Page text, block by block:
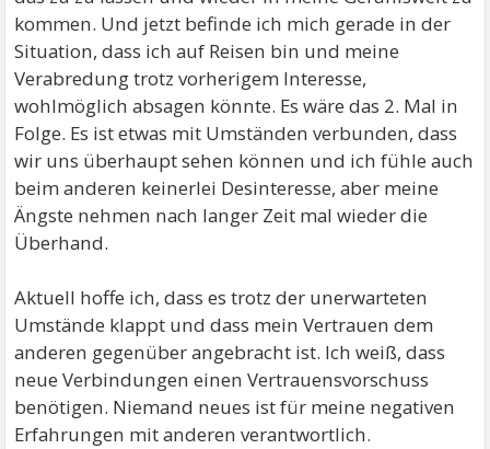
kommen. Und jetzt befinde ich mich gerade in der
Situation, dass ich auf Reisen bin und meine
Verabredung trotz vorherigem Interesse,
wohlmöglich absagen könnte. Es wäre das 2. Mal in
Folge. Es ist etwas mit Umständen verbunden, dass
wir uns überhaupt sehen können und ich fühle auch
beim anderen keinerlei Desinteresse, aber meine
Ängste nehmen nach langer Zeit mal wieder die
Überhand.
Aktuell hoffe ich, dass es trotz der unerwarteten
Umstände klappt und dass mein Vertrauen dem
anderen gegenüber angebracht ist. Ich weiß, dass
neue Verbindungen einen Vertrauensvorschuss
benötigen. Niemand neues ist für meine negativen
Erfahrungen mit anderen verantwortlich.